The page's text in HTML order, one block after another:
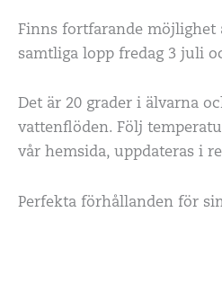
Finns fortfarande möjlighet
samtliga lopp fredag 3 juli
Det är 20 grader i älvarna
vattenflöden. Följ
vår hemsida, uppdateras i
Perfekta förhållanden för